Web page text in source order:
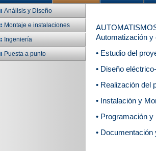
Análisis y Diseño
Montaje e instalaciones
Ingeniería
Puesta a punto
Automatización y
• Estudio del
• Diseño
• Realización del
• Instalación y
• Programación
• Documentación